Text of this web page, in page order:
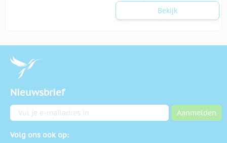
Bekijk
Nieuwsbrief
E-mailadres Aanmelden
Volg ons ook op: